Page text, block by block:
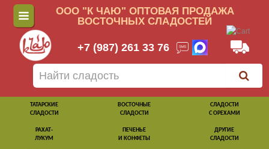
ООО "К ЧАЮ" ОПТОВАЯ ПРОДАЖА
ВОСТОЧНЫХ СЛАДОСТЕЙ
+7 (987) 261 33 76
ТАТАРСКИЕ
СЛАДОСТИ
ВОСТОЧНЫЕ
СЛАДОСТИ
СЛАДОСТИ
С ОРЕХАМИ
РАХАТ-
ЛУКУМ
ПЕЧЕНЬЕ
И КОНФЕТЫ
ДРУГИЕ
СЛАДОСТИ